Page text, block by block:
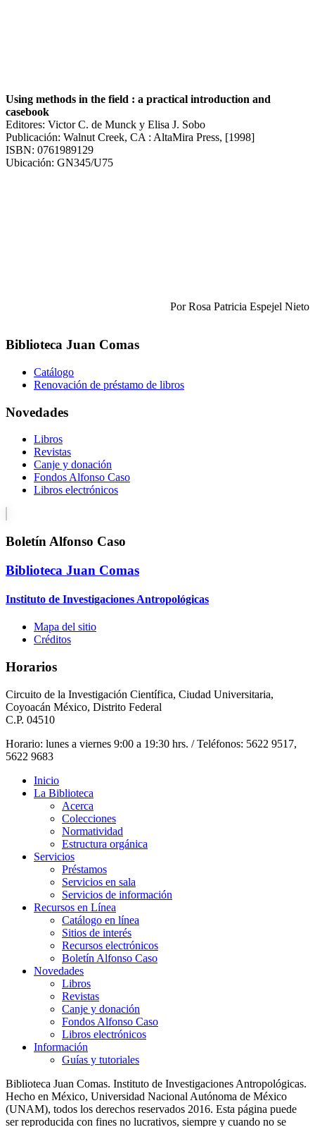
Using methods in the field : a practical introduction and
casebook
Editores: Victor C. de Munck y Elisa J. Sobo
Publicación: Walnut Creek, CA : AltaMira Press, [1998]
ISBN: 0761989129
Ubicación: GN345/U75
Por Rosa Patricia Espejel Nieto
Biblioteca Juan Comas
Catálogo
Renovación de préstamo de libros
Novedades
Libros
Revistas
Canje y donación
Fondos Alfonso Caso
Libros electrónicos
Boletín Alfonso Caso
Biblioteca Juan Comas
Instituto de Investigaciones Antropológicas
Mapa del sitio
Créditos
Horarios
Circuito de la Investigación Científica, Ciudad Universitaria,
Coyoacán México, Distrito Federal
C.P. 04510
Horario: lunes a viernes 9:00 a 19:30 hrs. / Teléfonos: 5622 9517,
5622 9683
Inicio
La Biblioteca
Acerca
Colecciones
Normatividad
Estructura orgánica
Servicios
Préstamos
Servicios en sala
Servicios de información
Recursos en Línea
Catálogo en línea
Sitios de interés
Recursos electrónicos
Boletín Alfonso Caso
Novedades
Libros
Revistas
Canje y donación
Fondos Alfonso Caso
Libros electrónicos
Información
Guías y tutoriales
Biblioteca Juan Comas. Instituto de Investigaciones Antropológicas.
Hecho en México, Universidad Nacional Autónoma de México
(UNAM), todos los derechos reservados 2016. Esta página puede
ser reproducida con fines no lucrativos, siempre y cuando no se